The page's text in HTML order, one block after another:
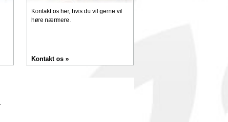
Kontakt os her, hvis du vil gerne vil
høre nærmere.
Kontakt os »